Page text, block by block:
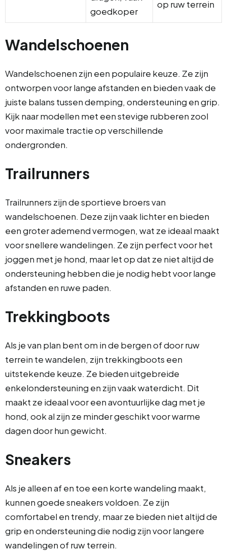
goedkoper
op ruw terrein
Wandelschoenen
Wandelschoenen zijn een populaire keuze. Ze zijn
ontworpen voor lange afstanden en bieden vaak de
juiste balans tussen demping, ondersteuning en grip.
Kijk naar modellen met een stevige rubberen zool
voor maximale tractie op verschillende
ondergronden.
Trailrunners
Trailrunners zijn de sportieve broers van
wandelschoenen. Deze zijn vaak lichter en bieden
een groter ademend vermogen, wat ze ideaal maakt
voor snellere wandelingen. Ze zijn perfect voor het
joggen met je hond, maar let op dat ze niet altijd de
ondersteuning hebben die je nodig hebt voor lange
afstanden en ruwe paden.
Trekkingboots
Als je van plan bent om in de bergen of door ruw
terrein te wandelen, zijn trekkingboots een
uitstekende keuze. Ze bieden uitgebreide
enkelondersteuning en zijn vaak waterdicht. Dit
maakt ze ideaal voor een avontuurlijke dag met je
hond, ook al zijn ze minder geschikt voor warme
dagen door hun gewicht.
Sneakers
Als je alleen af en toe een korte wandeling maakt,
kunnen goede sneakers voldoen. Ze zijn
comfortabel en trendy, maar ze bieden niet altijd de
grip en ondersteuning die nodig zijn voor langere
wandelingen of ruw terrein.